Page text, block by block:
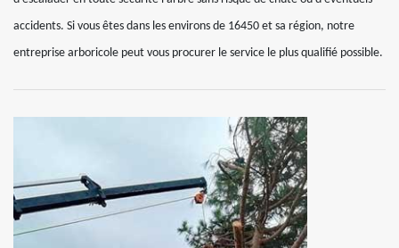
accidents. Si vous êtes dans les environs de 16450 et sa région, notre
entreprise arboricole peut vous procurer le service le plus qualifié possible.